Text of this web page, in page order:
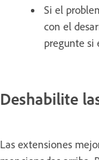
Si el
con el
pregunte si
Deshabilite
Las extensiones